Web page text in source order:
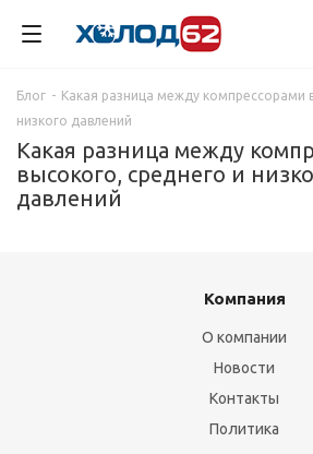
Блог - Какая разница между компрессорами
низкого давлений
Какая разница между
высокого, среднего и
давлений
Компания
О компании
Новости
Контакты
Политика